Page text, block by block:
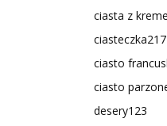
ciasta z
ciasteczka217
ciasto
ciasto
desery123